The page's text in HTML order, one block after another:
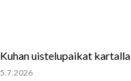
Kuhan uistelupaikat kartalla
5.7.2026